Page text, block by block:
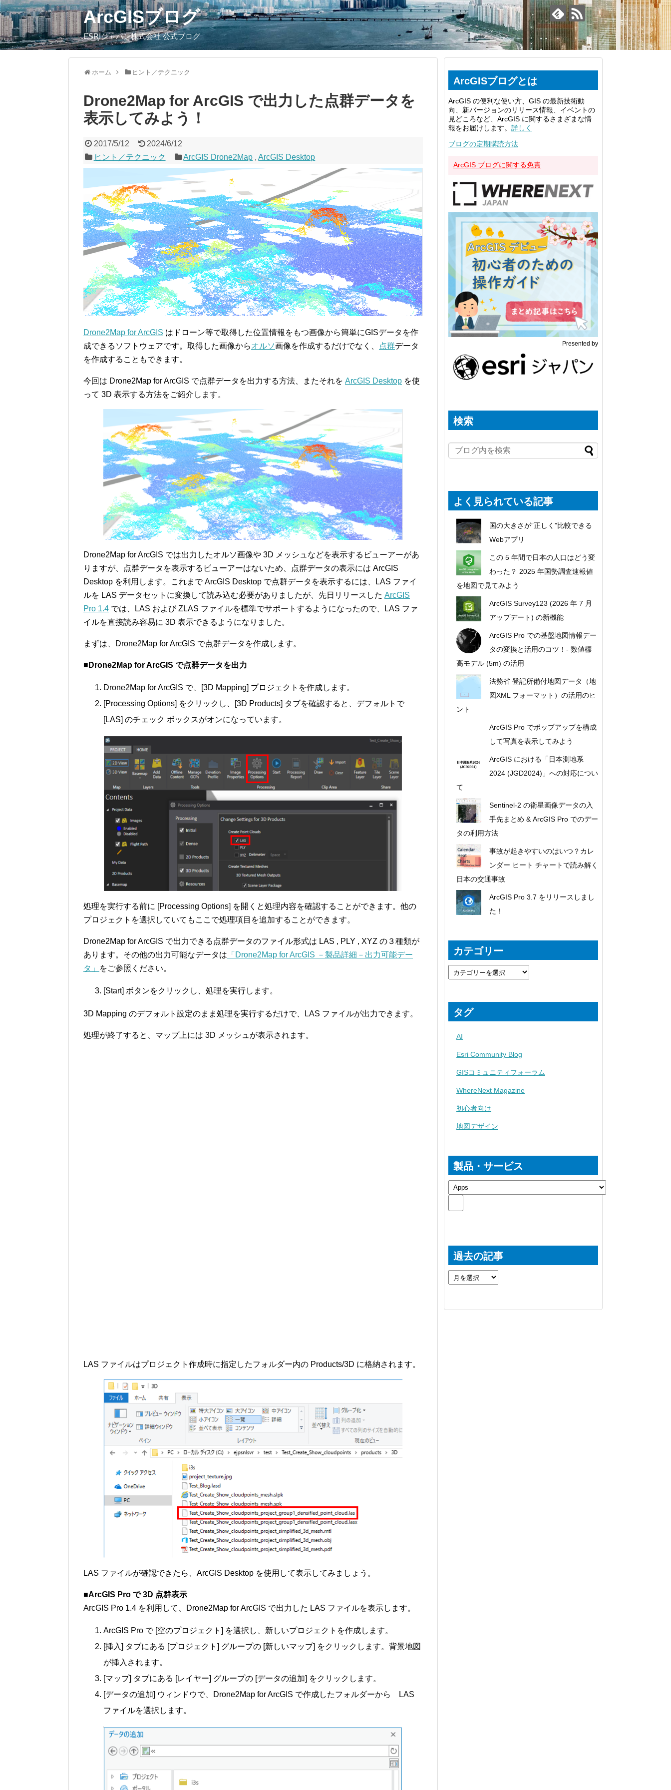
ArcGISブログ
ESRIジャパン株式会社 公式ブログ
ホーム ヒント／テクニック
Drone2Map for ArcGIS で出力した点群データを
表示してみよう！
2017/5/12
2024/6/12
ヒント／テクニック
ArcGIS Drone2Map ,ArcGIS Desktop
Drone2Map for ArcGIS はドローン等で取得した位置情報をもつ画像から簡単にGISデータを作
成できるソフトウェアです。取得した画像からオルソ画像を作成するだけでなく、 点群データ
を作成することもできます。
今回は Drone2Map for ArcGIS で点群データを出力する方法、またそれを ArcGIS Desktop を使
って 3D 表示する方法をご紹介します。
Drone2Map for ArcGIS では出力したオルソ画像や 3D メッシュなどを表示するビューアーがあ
りますが、点群データを表示するビューアーはないため、点群データの表示には ArcGIS
Desktop を利用します。これまで ArcGIS Desktop で点群データを表示するには、LAS ファイ
ルを LAS データセットに変換して読み込む必要がありましたが、先日リリースした ArcGIS
Pro 1.4 では、LAS および ZLAS ファイルを標準でサポートするようになったので、LAS ファ
イルを直接読み容易に 3D 表示できるようになりました。
まずは、Drone2Map for ArcGIS で点群データを作成します。
■Drone2Map for ArcGIS で点群データを出力
Drone2Map for ArcGIS で、[3D Mapping] プロジェクトを作成します。
[Processing Options] をクリックし、[3D Products] タブを確認すると、デフォルトで
[LAS] のチェック ボックスがオンになっています。
処理を実行する前に [Processing Options] を開くと処理内容を確認することができます。他の
プロジェクトを選択していてもここで処理項目を追加することができます。
Drone2Map for ArcGIS で出力できる点群データのファイル形式は LAS , PLY , XYZ の３種類が
あります。その他の出力可能なデータは 「Drone2Map for ArcGIS －製品詳細－出力可能デー
タ」
をご参照ください。
[Start] ボタンをクリックし、処理を実行します。
3D Mapping のデフォルト設定のまま処理を実行するだけで、LAS ファイルが出力できます。
処理が終了すると、マップ上には 3D メッシュが表示されます。
LAS ファイルはプロジェクト作成時に指定したフォルダー内の Products/3D に格納されます。
LAS ファイルが確認できたら、ArcGIS Desktop を使用して表示してみましょう。
■ArcGIS Pro で 3D 点群表示
ArcGIS Pro 1.4 を利用して、Drone2Map for ArcGIS で出力した LAS ファイルを表示します。
ArcGIS Pro で [空のプロジェクト] を選択し、新しいプロジェクトを作成します。
[挿入] タブにある [プロジェクト] グループの [新しいマップ] をクリックします。背景地図
が挿入されます。
[マップ] タブにある [レイヤー] グループの [データの追加] をクリックします。
[データの追加] ウィンドウで、Drone2Map for ArcGIS で作成したフォルダーから LAS
ファイルを選択します。
ArcGISブログとは
ArcGIS の便利な使い方、GIS の最新技術動
向、新バージョンのリリース情報、イベントの
見どころなど、ArcGIS に関するさまざまな情
報をお届けします。 詳しく
ブログの定期購読方法
ArcGIS ブログに関する免責
Presented by
検索
よく見られている記事
国の大きさが”正しく”比較できる
Webアプリ
この 5 年間で日本の人口はどう変
わった？ 2025 年国勢調査速報値
を地図で見てみよう
ArcGIS Survey123 (2026 年 7 月
アップデート) の新機能
ArcGIS Pro での基盤地図情報デー
タの変換と活用のコツ！- 数値標
高モデル (5m) の活用
法務省 登記所備付地図データ（地
図XML フォーマット）の活用のヒ
ント
ArcGIS Pro でポップアップを構成
して写真を表示してみよう
ArcGIS における「日本測地系
2024 (JGD2024)」への対応につい
て
Sentinel-2 の衛星画像データの入
手先まとめ & ArcGIS Pro でのデー
タの利用方法
事故が起きやすいのはいつ？カレ
ンダー ヒート チャートで読み解く
日本の交通事故
ArcGIS Pro 3.7 をリリースしまし
た！
カテゴリー
タグ
AI
Esri Community Blog
GISコミュニティフォーラム
WhereNext Magazine
初心者向け
地図デザイン
製品・サービス
過去の記事